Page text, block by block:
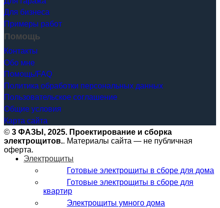
Для бизнеса
Примеры работ
Помощь
Контакты
Обо мне
Помощь/FAQ
Политика обработки персональных данных
Пользовательское соглашение
Общие условия
Карта сайта
© 3 ФАЗЫ, 2025. Проектирование и сборка
электрощитов.. Материалы сайта — не публичная
оферта.
Электрощиты
Готовые электрощиты в сборе для дома
Готовые электрощиты в сборе для
квартир
Электрощиты умного дома